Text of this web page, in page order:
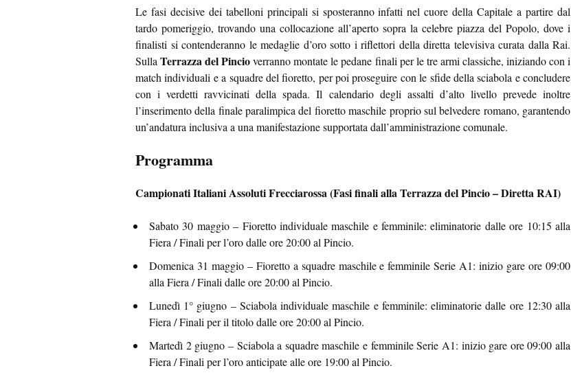
Le fasi decisive dei tabelloni principali si sposteranno infatti nel cuore della Capitale a partire dal
tardo pomeriggio, trovando una collocazione all’aperto sopra la celebre piazza del Popolo, dove i
finalisti si contenderanno le medaglie d’oro sotto i riflettori della diretta televisiva curata dalla Rai.
SullaTerrazza del Pincioverranno montate le pedane finali per le tre armi classiche, iniziando con i
match individuali e a squadre del fioretto, per poi proseguire con le sfide della sciabola e concludere
con i verdetti ravvicinati della spada. Il calendario degli assalti d’alto livello prevede inoltre
l’inserimento della finale paralimpica del fioretto maschile proprio sul belvedere romano, garantendo
un’andatura inclusiva a una manifestazione supportata dall’amministrazione comunale.
Programma
Campionati Italiani Assoluti Frecciarossa (Fasi finali alla Terrazza del Pincio – Diretta RAI)
Sabato 30 maggio – Fioretto individuale maschile e femminile: eliminatorie dalle ore 10:15 alla
Fiera / Finali per l’oro dalle ore 20:00 al Pincio.
Domenica 31 maggio – Fioretto a squadre maschile e femminile Serie A1: inizio gare ore 09:00
alla Fiera / Finali dalle ore 20:00 al Pincio.
Lunedì 1° giugno – Sciabola individuale maschile e femminile: eliminatorie dalle ore 12:30 alla
Fiera / Finali per il titolo dalle ore 20:00 al Pincio.
Martedì 2 giugno – Sciabola a squadre maschile e femminile Serie A1: inizio gare ore 09:00 alla
Fiera / Finali per l’oro anticipate alle ore 19:00 al Pincio.